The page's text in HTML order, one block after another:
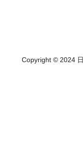
Copyright © 2024